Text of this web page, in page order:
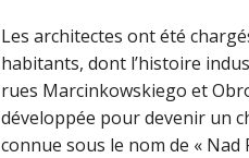
Les architectes ont été
habitants, dont l’histoire
rues Marcinkowskiego et
développée pour devenir un
connue sous le nom de «